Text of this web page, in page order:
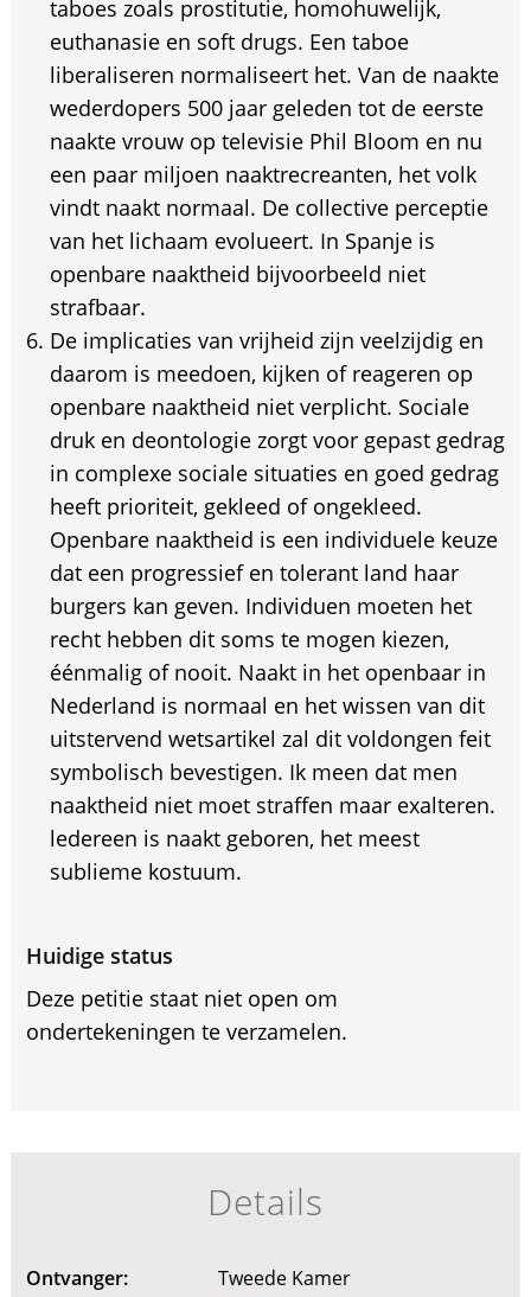
taboes zoals prostitutie, homohuwelijk,
euthanasie en soft drugs. Een taboe
liberaliseren normaliseert het. Van de naakte
wederdopers 500 jaar geleden tot de eerste
naakte vrouw op televisie Phil Bloom en nu
een paar miljoen naaktrecreanten, het volk
vindt naakt normaal. De collective perceptie
van het lichaam evolueert. In Spanje is
openbare naaktheid bijvoorbeeld niet
strafbaar.
De implicaties van vrijheid zijn veelzijdig en
daarom is meedoen, kijken of reageren op
openbare naaktheid niet verplicht. Sociale
druk en deontologie zorgt voor gepast gedrag
in complexe sociale situaties en goed gedrag
heeft prioriteit, gekleed of ongekleed.
Openbare naaktheid is een individuele keuze
dat een progressief en tolerant land haar
burgers kan geven. Individuen moeten het
recht hebben dit soms te mogen kiezen,
éénmalig of nooit. Naakt in het openbaar in
Nederland is normaal en het wissen van dit
uitstervend wetsartikel zal dit voldongen feit
symbolisch bevestigen. Ik meen dat men
naaktheid niet moet straffen maar exalteren.
ledereen is naakt geboren, het meest
sublieme kostuum.
Huidige status
Deze petitie staat niet open om
ondertekeningen te verzamelen.
Details
Ontvanger:
Tweede Kamer